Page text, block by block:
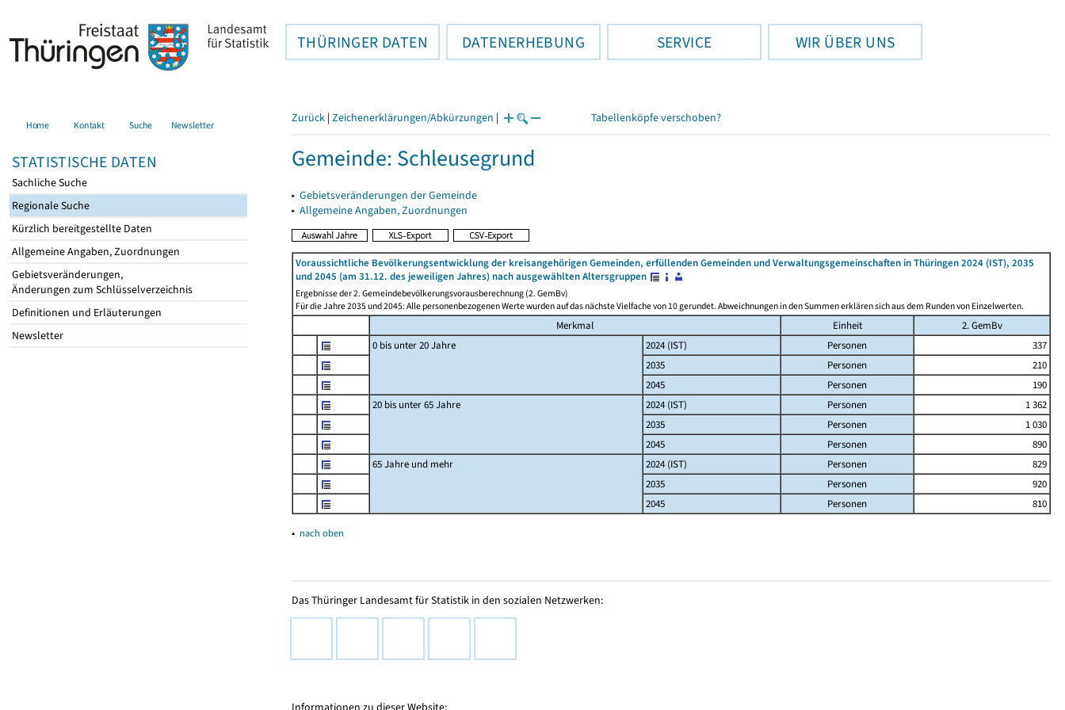
THÜRINGER DATEN DATENERHEBUNG SERVICE WIR ÜBER UNS
Home Kontakt Suche Newsletter
STATISTISCHE DATEN
Sachliche Suche
Regionale Suche
Kürzlich bereitgestellte Daten
Allgemeine Angaben, Zuordnungen
Gebietsveränderungen,
Änderungen zum Schlüsselverzeichnis
Definitionen und Erläuterungen
Newsletter
Zurück | Zeichenerklärungen/Abkürzungen | Tabellenköpfe verschoben?
Gemeinde: Schleusegrund
▸ Gebietsveränderungen der Gemeinde
▸ Allgemeine Angaben, Zuordnungen
Voraussichtliche Bevölkerungsentwicklung der kreisangehörigen Gemeinden, erfüllenden Gemeinden und Verwaltungsgemeinschaften in Thüringen 2024 (IST), 2035
und 2045 (am 31.12. des jeweiligen Jahres) nach ausgewählten Altersgruppen
Ergebnisse der 2. Gemeindebevölkerungsvorausberechnung (2. GemBv)
Für die Jahre 2035 und 2045: Alle personenbezogenen Werte wurden auf das nächste Vielfache von 10 gerundet. Abweichnungen in den Summen erklären sich aus dem Runden von Einzelwerten.
Merkmal Einheit
2. GemBv
0 bis unter 20 Jahre
2024 (IST) Personen
337
2035
Personen
210
2045
Personen
190
20 bis unter 65 Jahre
2024 (IST) Personen
1 362
2035
Personen
1 030
2045
Personen
890
65 Jahre und mehr
2024 (IST) Personen
829
2035
Personen
920
2045
Personen 810
▴ nach oben
Das Thüringer Landesamt für Statistik in den sozialen Netzwerken: